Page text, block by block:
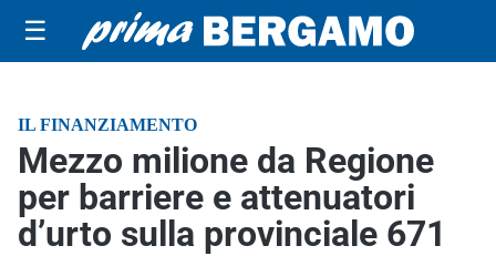
☰
IL FINANZIAMENTO
Mezzo milione da Regione
per barriere e attenuatori
d’urto sulla provinciale 671